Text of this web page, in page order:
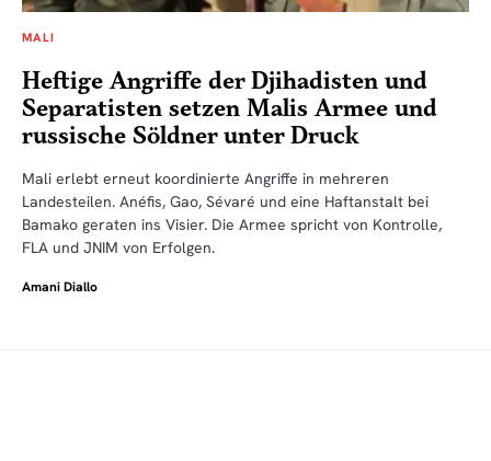
MALI
Heftige Angriffe der Djihadisten und
Separatisten setzen Malis Armee und
russische Söldner unter Druck
Mali erlebt erneut koordinierte Angriffe in mehreren
Landesteilen. Anéfis, Gao, Sévaré und eine Haftanstalt bei
Bamako geraten ins Visier. Die Armee spricht von Kontrolle,
FLA und JNIM von Erfolgen.
Amani Diallo